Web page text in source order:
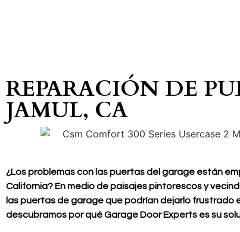
REPARACIÓN DE
JAMUL, CA
¿Los problemas con las puertas del garage están
California? En medio de paisajes pintorescos y
las puertas de garage que podrían dejarlo frustrado
descubramos por qué Garage Door Experts es su